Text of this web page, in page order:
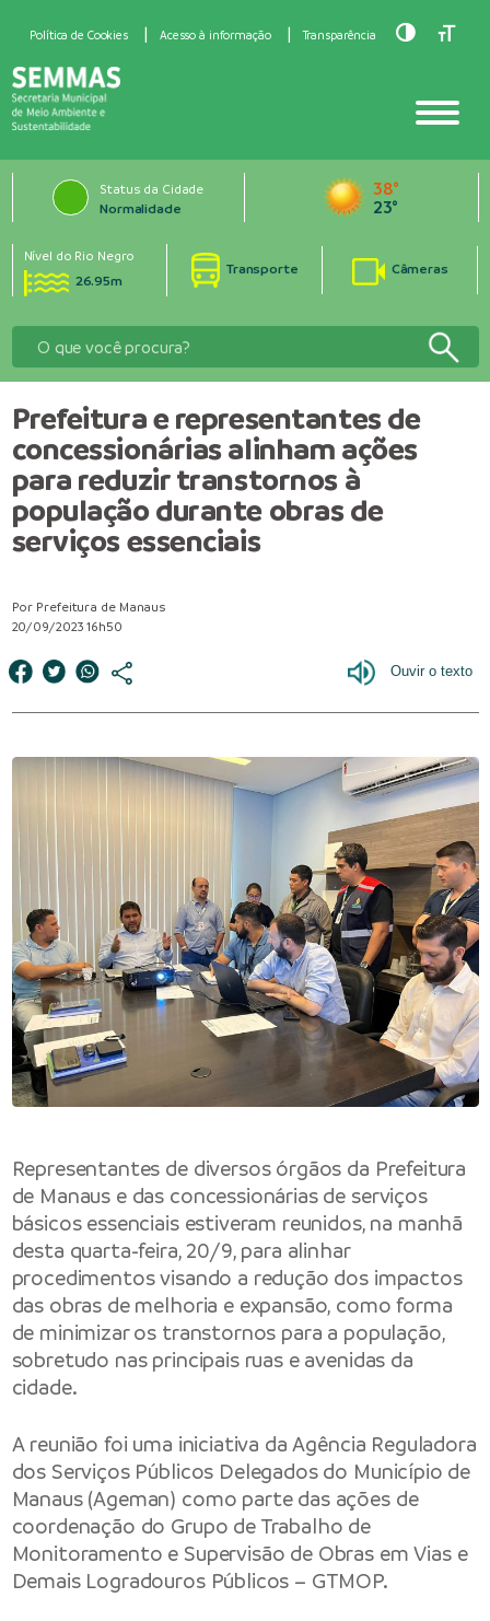
Política de Cookies Acesso à informação Transparência Toggle
Status da Cidade
Normalidade
38°
23°
Nível do Rio Negro
26.95m
Transporte Câmeras
Prefeitura e representantes de
concessionárias alinham ações
para reduzir transtornos à
população durante obras de
serviços essenciais
Por Prefeitura de Manaus
20/09/2023 16h50
Representantes de diversos órgãos da Prefeitura
de Manaus e das concessionárias de serviços
básicos essenciais estiveram reunidos, na manhã
desta quarta-feira, 20/9, para alinhar
procedimentos visando a redução dos impactos
das obras de melhoria e expansão, como forma
de minimizar os transtornos para a população,
sobretudo nas principais ruas e avenidas da
cidade.
A reunião foi uma iniciativa da Agência Reguladora
dos Serviços Públicos Delegados do Município de
Manaus (Ageman) como parte das ações de
coordenação do Grupo de Trabalho de
Monitoramento e Supervisão de Obras em Vias e
Demais Logradouros Públicos – GTMOP.